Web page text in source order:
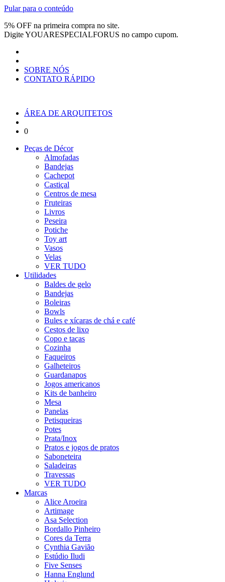
Pular para o conteúdo
5% OFF na primeira compra no site.
DigiteYOUARESPECIALFORUS no campo cupom.
SOBRE NÓS
CONTATO RÁPIDO
ÁREA DE ARQUITETOS
0
Peças de Décor
Almofadas
Bandejas
Cachepot
Castiçal
Centros de mesa
Fruteiras
Livros
Peseira
Potiche
Toy art
Vasos
Velas
VER TUDO
Utilidades
Baldes de gelo
Bandejas
Boleiras
Bowls
Bules e xícaras de chá e café
Cestos de lixo
Copo e taças
Cozinha
Faqueiros
Galheteiros
Guardanapos
Jogos americanos
Kits de banheiro
Mesa
Panelas
Petisqueiras
Potes
Prata/Inox
Pratos e jogos de pratos
Saboneteira
Saladeiras
Travessas
VER TUDO
Marcas
Alice Aroeira
Artimage
Asa Selection
Bordallo Pinheiro
Cores da Terra
Cynthia Gavião
Estúdio Iludi
Five Senses
Hanna Englund